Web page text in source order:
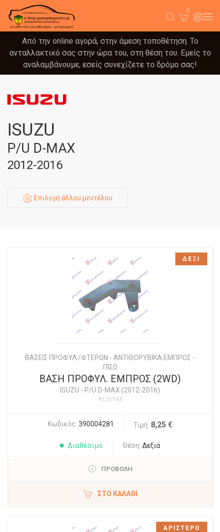
0
Από την online αγορά, στην άμεση τοποθέτηση. Το
ανταλλακτικό σας στην ώρα του, στη θέση του. Εμείς το
αναλαμβάνουμε, εσείς συνεχίζετε το δρόμο σας!
ISUZU
P/U D-MAX
2012-2016
Επιλογή άλλου μοντέλου
ΒΑΣΕΙΣ ΠΡΟΦΥΛ./ΦΤΕΡΩΝ - ΑΝΤΙΘΟΡΥΒΙΚΑ ΕΜΠΡΟΣ -
ΠΙΣΩ
ΒΑΣΗ ΠΡΟΦΥΛ. ΕΜΠΡΟΣ (2WD)
ISUZU - P/U D-MAX (2012-2016)
#125744
Κωδικός: 390004281 Τιμή: 8,25 €
Διαθέσιμο Θέση: Δεξιά
ΠΡΟΒΟΛΗ
ΣΤΟ ΚΑΛΆΘΙ
ΔΕΞΙ
ΑΡΙΣΤΕΡΟ